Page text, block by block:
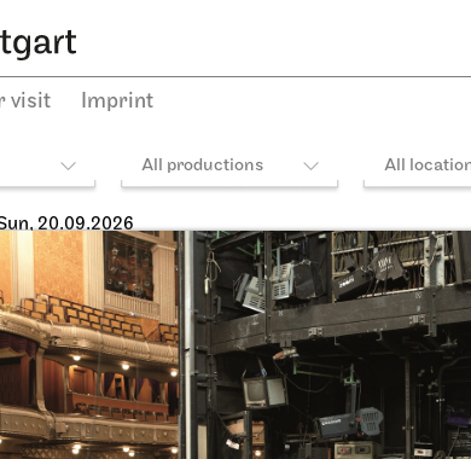
visit Imprint
All productions All
20.09.2026